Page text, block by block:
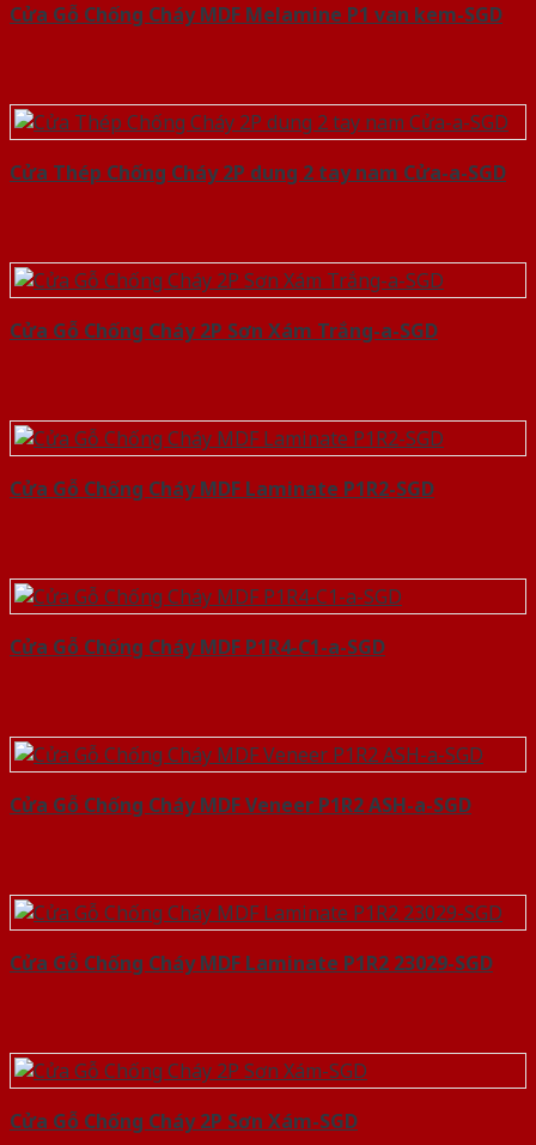
Cửa Gỗ Chống Cháy MDF Melamine P1 van kem-SGD
Cửa Thép Chống Cháy 2P dung 2 tay nam Cửa-a-SGD
Cửa Gỗ Chống Cháy 2P Sơn Xám Trắng-a-SGD
Cửa Gỗ Chống Cháy MDF Laminate P1R2-SGD
Cửa Gỗ Chống Cháy MDF P1R4-C1-a-SGD
Cửa Gỗ Chống Cháy MDF Veneer P1R2 ASH-a-SGD
Cửa Gỗ Chống Cháy MDF Laminate P1R2 23029-SGD
Cửa Gỗ Chống Cháy 2P Sơn Xám-SGD